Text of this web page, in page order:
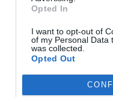
Opted In
I want to opt-out of
of my Personal Data
was collected.
Opted Out